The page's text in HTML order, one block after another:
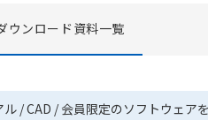
ウンロード資料一覧
/ CAD / 会員限定のソフトウェア